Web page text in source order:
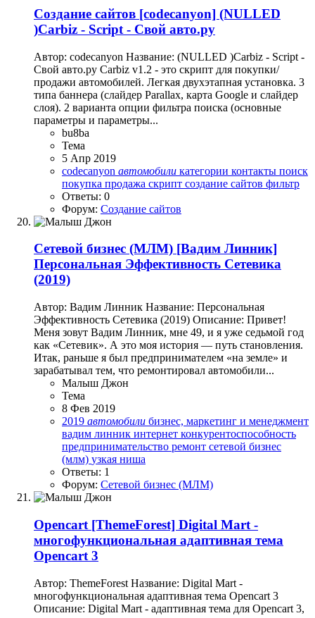
Создание сайтов [codecanyon] (NULLED
)Carbiz - Script - Свой авто.ру
Автор: codecanyon Название: (NULLED )Carbiz - Script -
Свой авто.ру Carbiz v1.2 - это скрипт для покупки/
продажи автомобилей. Легкая двухэтапная установка. 3
типа баннера (слайдер Parallax, карта Google и слайдер
слоя). 2 варианта опции фильтра поиска (основные
параметры и параметры...
bu8ba
Тема
5 Апр 2019
codecanyon автомобили категории контакты поиск
покупка продажа скрипт создание сайтов фильтр
Ответы: 0
Форум: Создание сайтов
Сетевой бизнес (МЛМ) [Вадим Линник]
Персональная Эффективность Сетевика
(2019)
Автор: Вадим Линник Название: Персональная
Эффективность Сетевика (2019) Описание: Привет!
Меня зовут Вадим Линник, мне 49, и я уже седьмой год
как «Сетевик». А это моя история — путь становления.
Итак, раньше я был предпринимателем «на земле» и
зарабатывал тем, что ремонтировал автомобили...
Малыш Джон
Тема
8 Фев 2019
2019 автомобили бизнес, маркетинг и менеджмент
вадим линник интернет конкурентоспособность
предпринимательство ремонт сетевой бизнес
(млм) узкая ниша
Ответы: 1
Форум: Сетевой бизнес (МЛМ)
Opencart [ThemeForest] Digital Mart -
многофункциональная адаптивная тема
Opencart 3
Автор: ThemeForest Название: Digital Mart -
многофункциональная адаптивная тема Opencart 3
Описание: Digital Mart - адаптивная тема для Opencart 3,